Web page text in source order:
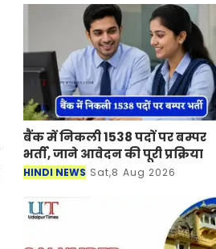
बैंक में निकली 1538 पदों पर बम्पर
भर्ती, जाने आवेदन की पूरी प्रक्रिया
HINDI NEWS Sat,8 Aug 2026